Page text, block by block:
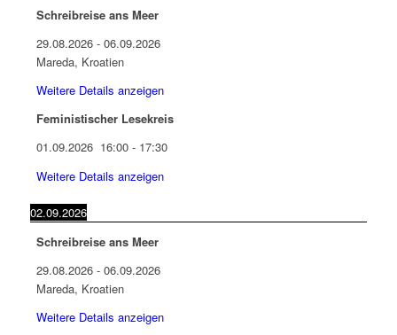
Schreibreise ans Meer
29.08.2026- 06.09.2026
Mareda, Kroatien
Weitere Details anzeigen
Feministischer Lesekreis
01.09.2026 16:00- 17:30
Weitere Details anzeigen
02.09.2026
Schreibreise ans Meer
29.08.2026- 06.09.2026
Mareda, Kroatien
Weitere Details anzeigen